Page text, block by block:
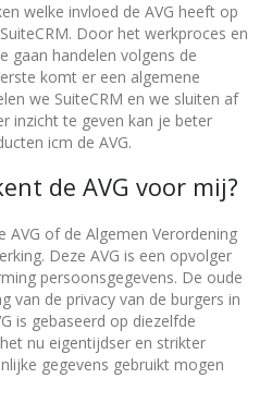
welke invloed de AVG heeft op
Door het werkproces en
gaan handelen volgens de
komt er een algemene
we SuiteCRM en we sluiten af
inzicht te geven kan je beter
icm de AVG.
de AVG voor mij?
AVG of de Algemen Verordening
Deze AVG is een opvolger
persoonsgegevens. De oude
van de privacy van de burgers in
is gebaseerd op diezelfde
nu eigentijdser en strikter
gegevens gebruikt mogen